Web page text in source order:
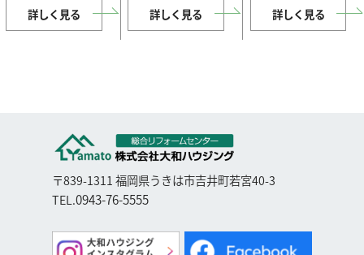
詳しく見る 詳しく見る 詳しく見る
〒839-1311 福岡県うきは市吉井町若宮40-3
TEL.0943-76-5555